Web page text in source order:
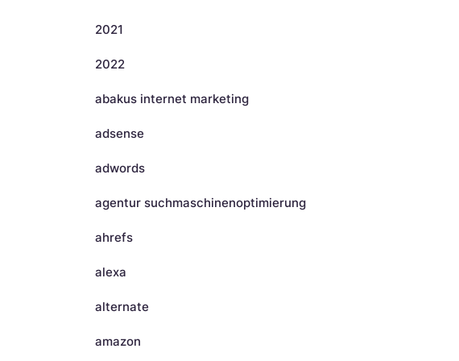
2021
2022
abakus internet marketing
adsense
adwords
agentur suchmaschinenoptimierung
ahrefs
alexa
alternate
amazon